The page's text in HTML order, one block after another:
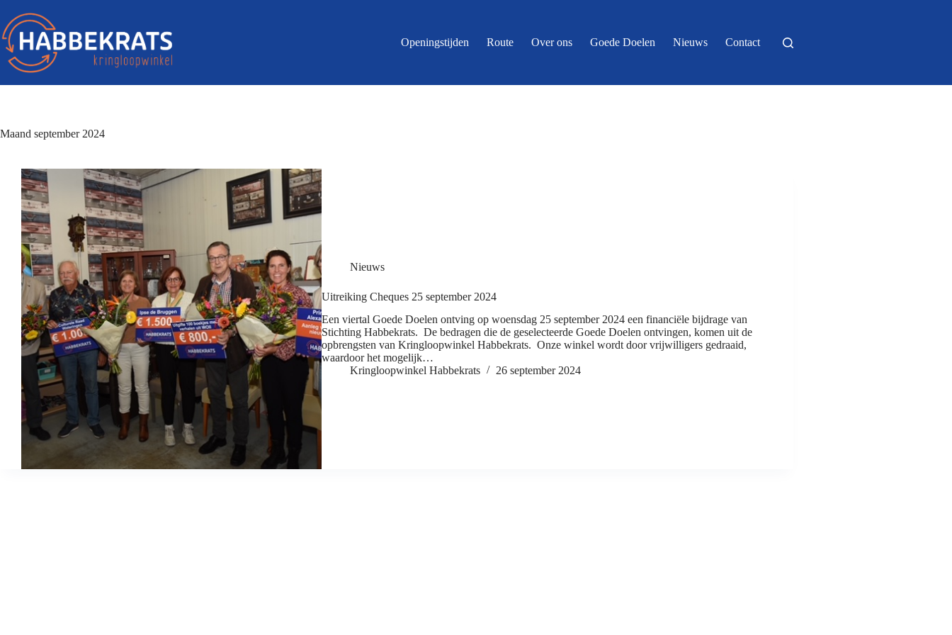
Openingstijden Route Over ons Goede Doelen Nieuws Contact
Maand september 2024
Nieuws
Uitreiking Cheques 25 september 2024
Een viertal Goede Doelen ontving op woensdag 25 september 2024 een financiële bijdrage van
Stichting Habbekrats. De bedragen die de geselecteerde Goede Doelen ontvingen, komen uit de
opbrengsten van Kringloopwinkel Habbekrats. Onze winkel wordt door vrijwilligers gedraaid,
waardoor het mogelijk…
Kringloopwinkel Habbekrats
26 september 2024